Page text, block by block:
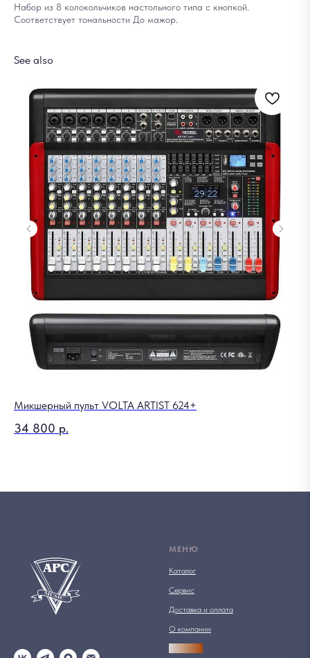
Набор из 8 колокольчиков настольного типа с кнопкой.
Соответствует тональности До мажор.
See also
Микшерный пульт VOLTA ARTIST 624+
34 800 р.
МЕНЮ
Каталог
Сервис
Доставка и оплата
О компании